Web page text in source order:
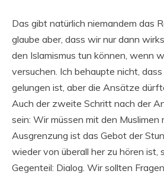
Das gibt natürlich niemandem das
glaube aber, dass wir nur dann
den Islamismus tun können, wenn
versuchen. Ich behaupte nicht,
gelungen ist, aber die Ansätze
Auch der zweite Schritt nach der
sein: Wir müssen mit den Muslimen
Ausgrenzung ist das Gebot der
wieder von überall her zu hören ist,
Gegenteil: Dialog. Wir sollten